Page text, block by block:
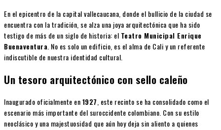
En el epicentro de la capital vallecaucana, donde el bullicio de la ciudad se
encuentra con la tradición, se alza una joya arquitectónica que ha sido
testigo de más de un siglo de historia: el Teatro Municipal Enrique
Buenaventura . No es solo un edificio, es el alma de Cali y un referente
indiscutible de nuestra identidad cultural.
Un tesoro arquitectónico con sello caleño
Inaugurado oficialmente en1927 , este recinto se ha consolidado como el
escenario más importante del suroccidente colombiano. Con su estilo
neoclásico y una majestuosidad que aún hoy deja sin aliento a quienes